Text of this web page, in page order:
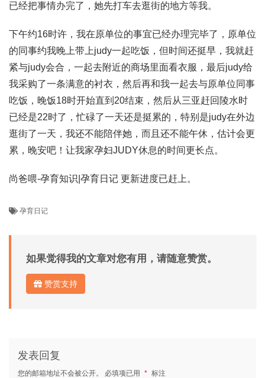
已经把事情办完了，她先打车去逛街的地方等我。
下午约16时许，我在原单位的事宜已经办理完毕了，原单位
的同事约我晚上带上judy一起吃饭，但时间还挺早，我就赶
紧与judy会合，一起去附近的商场里面看衣服，最后judy给
我采购了一条满意的衬衣，然后再和我一起去与原单位同事
吃饭，晚饭18时开始直到20结束，然后从三亚赶回陵水时
已经是22时了，忙碌了一天还是挺累的，特别是judy在外边
逛街了一天，我还不能陪伴她，而且还不能午休，估计会更
累，晚安吧！让我家孕妇JUDY休息的时间更长点。
尚爸喂-孕育知识|孕育日记 更新进度已赶上。
孕育日记
如果觉得我的文章对您有用，请随意赞赏。
赞赏支持
发表回复
您的邮箱地址不会被公开。 必填项已用 * 标注